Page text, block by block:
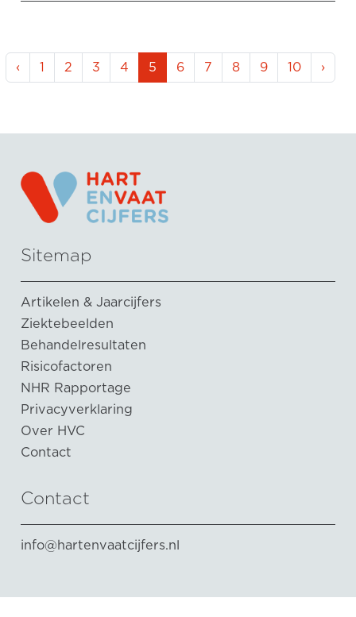
‹ 1 2 3 4 5 6 7 8 9 10 ›
Sitemap
Artikelen & Jaarcijfers
Ziektebeelden
Behandelresultaten
Risicofactoren
NHR Rapportage
Privacyverklaring
Over HVC
Contact
Contact
info@hartenvaatcijfers.nl